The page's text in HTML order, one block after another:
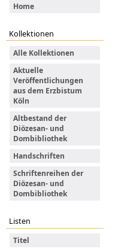
Home
Kollektionen
Alle Kollektionen
Aktuelle
Veröffentlichungen
aus dem Erzbistum
Köln
Altbestand der
Diözesan- und
Dombibliothek
Handschriften
Schriftenreihen der
Diözesan- und
Dombibliothek
Listen
Titel